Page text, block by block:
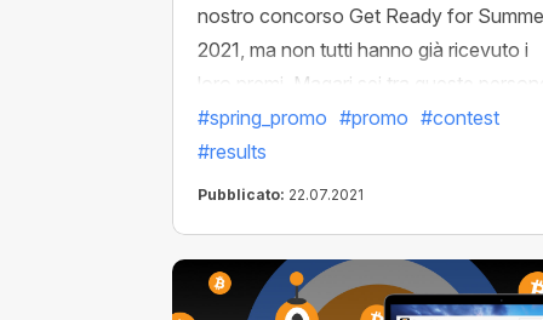
nostro concorso Get Ready for
2021, ma non tutti hanno già ricevuto i
loro premi. Magari sei tra queste
Controlla la lista dei vincitori per scoprirlo.
Il tuo premio ti sta aspettando!
#spring_promo #promo #contest
#results
Pubblicato: 22.07.2021